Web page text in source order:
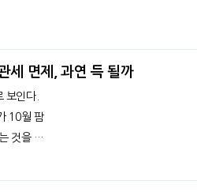
세 면제, 과연 득 될까
보인다.
10월 팜
것을 검
CPO의
로 수출로